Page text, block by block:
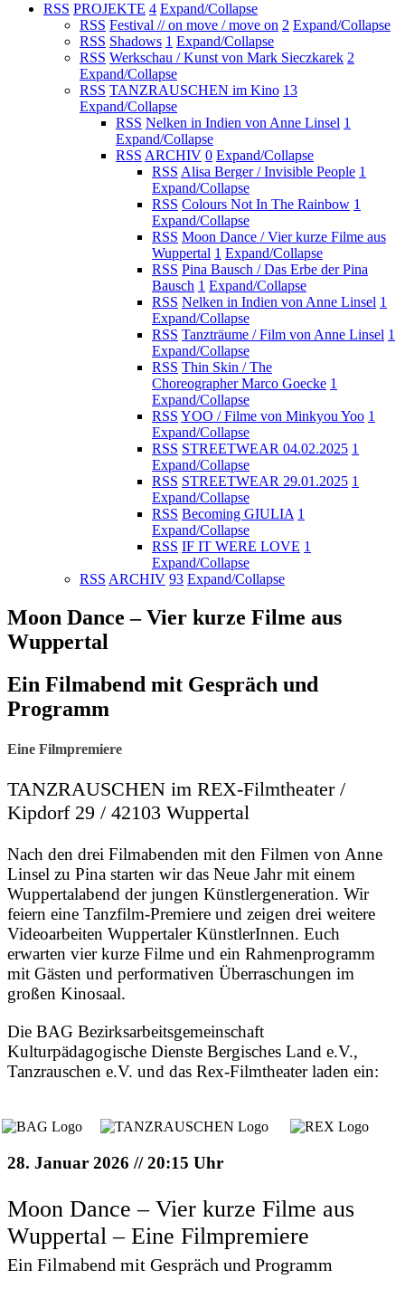
RSS PROJEKTE 4 Expand/Collapse
RSS Festival // on move / move on 2 Expand/Collapse
RSS Shadows 1 Expand/Collapse
RSS Werkschau / Kunst von Mark Sieczkarek 2
Expand/Collapse
RSS TANZRAUSCHEN im Kino 13
Expand/Collapse
RSS Nelken in Indien von Anne Linsel 1
Expand/Collapse
RSS ARCHIV 0 Expand/Collapse
RSS Alisa Berger / Invisible People 1
Expand/Collapse
RSS Colours Not In The Rainbow 1
Expand/Collapse
RSS Moon Dance / Vier kurze Filme aus
Wuppertal 1 Expand/Collapse
RSS Pina Bausch / Das Erbe der Pina
Bausch 1 Expand/Collapse
RSS Nelken in Indien von Anne Linsel 1
Expand/Collapse
RSS Tanzträume / Film von Anne Linsel 1
Expand/Collapse
RSS Thin Skin / The
Choreographer Marco Goecke 1
Expand/Collapse
RSS YOO / Filme von Minkyou Yoo 1
Expand/Collapse
RSS STREETWEAR 04.02.2025 1
Expand/Collapse
RSS STREETWEAR 29.01.2025 1
Expand/Collapse
RSS Becoming GIULIA 1
Expand/Collapse
RSS IF IT WERE LOVE 1
Expand/Collapse
RSS ARCHIV 93 Expand/Collapse
Moon Dance – Vier kurze Filme aus
Wuppertal
Ein Filmabend mit Gespräch und
Programm
Eine Filmpremiere
TANZRAUSCHEN im REX-Filmtheater /
Kipdorf 29 / 42103 Wuppertal
Nach den drei Filmabenden mit den Filmen von Anne
Linsel zu Pina starten wir das Neue Jahr mit einem
Wuppertalabend der jungen Künstlergeneration. Wir
feiern eine Tanzfilm-Premiere und zeigen drei weitere
Videoarbeiten Wuppertaler KünstlerInnen. Euch
erwarten vier kurze Filme und ein Rahmenprogramm
mit Gästen und performativen Überraschungen im
großen Kinosaal.
Die BAG Bezirksarbeitsgemeinschaft
Kulturpädagogische Dienste Bergisches Land e.V.,
Tanzrauschen e.V. und das Rex-Filmtheater laden ein:
28. Januar 2026 // 20:15 Uhr
Moon Dance – Vier kurze Filme aus
Wuppertal – Eine Filmpremiere
Ein Filmabend mit Gespräch und Programm